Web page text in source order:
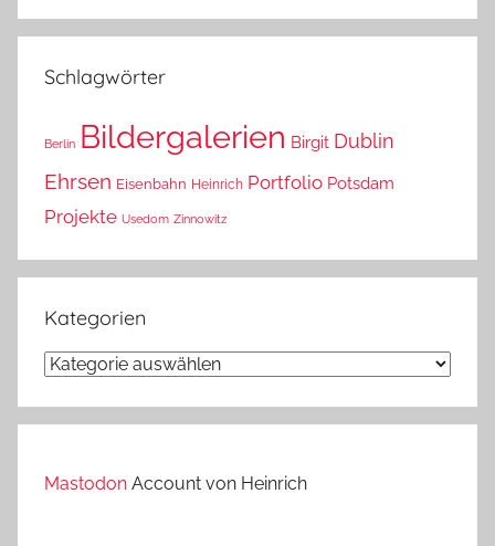
das?
Schlagwörter
Berlin Bildergalerien Birgit Dublin
Ehrsen Eisenbahn Heinrich Portfolio Potsdam
Projekte Usedom Zinnowitz
Kategorien
Kategorien
Mastodon Account von Heinrich